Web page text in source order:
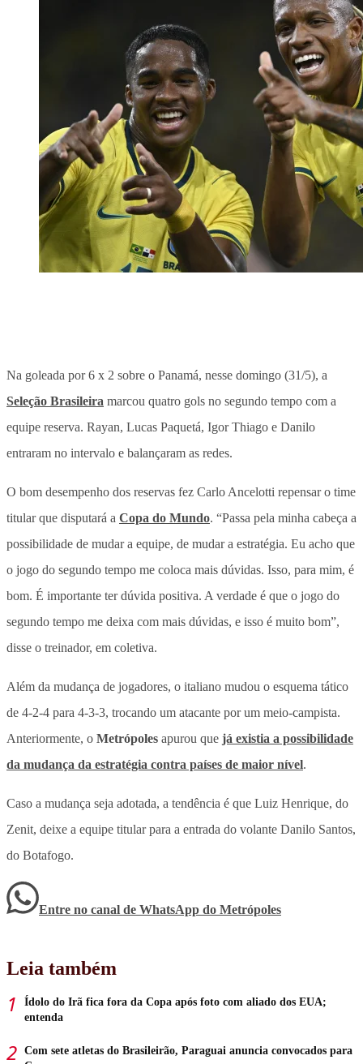
Na goleada por 6 x 2 sobre o Panamá, nesse domingo (31/5), a
Seleção Brasileira marcou quatro gols no segundo tempo com a
equipe reserva. Rayan, Lucas Paquetá, Igor Thiago e Danilo
entraram no intervalo e balançaram as redes.
O bom desempenho dos reservas fez Carlo Ancelotti repensar o time
titular que disputará a Copa do Mundo. “Passa pela minha cabeça a
possibilidade de mudar a equipe, de mudar a estratégia. Eu acho que
o jogo do segundo tempo me coloca mais dúvidas. Isso, para mim, é
bom. É importante ter dúvida positiva. A verdade é que o jogo do
segundo tempo me deixa com mais dúvidas, e isso é muito bom”,
disse o treinador, em coletiva.
Além da mudança de jogadores, o italiano mudou o esquema tático
de 4-2-4 para 4-3-3, trocando um atacante por um meio-campista.
Anteriormente, o Metrópoles apurou que já existia a possibilidade
da mudança da estratégia contra países de maior nível.
Caso a mudança seja adotada, a tendência é que Luiz Henrique, do
Zenit, deixe a equipe titular para a entrada do volante Danilo Santos,
do Botafogo.
Entre no canal de WhatsApp do Metrópoles
Leia também
Ídolo do Irã fica fora da Copa após foto com aliado dos EUA;
entenda
Com sete atletas do Brasileirão, Paraguai anuncia convocados para